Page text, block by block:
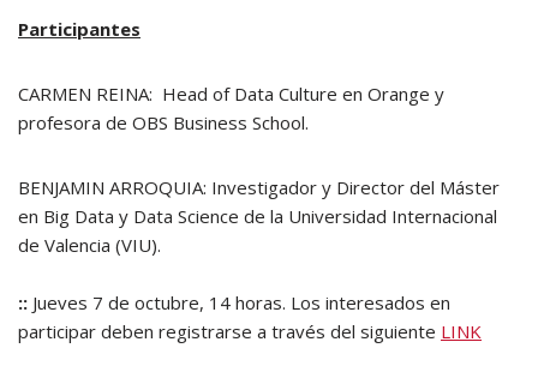
Participantes
CARMEN REINA: Head of Data Culture en Orange y
profesora de OBS Business School.
BENJAMIN ARROQUIA: Investigador y Director del Máster
en Big Data y Data Science de la Universidad Internacional
de Valencia (VIU).
:: Jueves 7 de octubre, 14 horas. Los interesados en
participar deben registrarse a través del siguiente LINK